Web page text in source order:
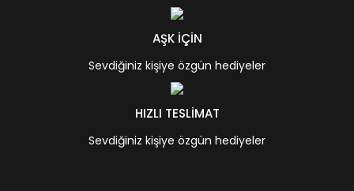
AŞK İÇİN
Sevdiğiniz kişiye özgün hediyeler
HIZLI TESLİMAT
Sevdiğiniz kişiye özgün hediyeler